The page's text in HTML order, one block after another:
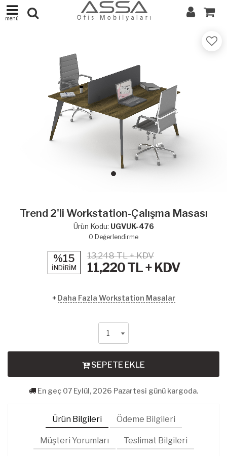
menü
Trend 2'li Workstation-Çalışma Masası
Ürün Kodu: UGVUK-476
0 Değerlendirme
%15
İNDİRİM
13,248 TL + KDV
11,220TL + KDV
+ Daha Fazla Workstation Masalar
SEPETE EKLE
En geç 07 Eylül, 2026 Pazartesi günü kargoda.
Ürün Bilgileri Ödeme Bilgileri
Müşteri Yorumları Teslimat Bilgileri